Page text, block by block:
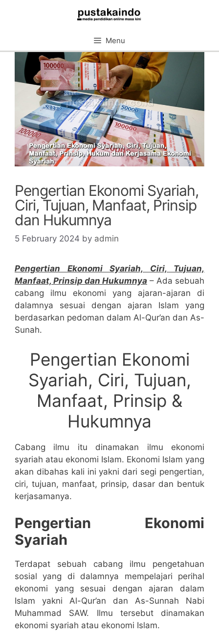
Menu
Pengertian Ekonomi Syariah,
Ciri, Tujuan, Manfaat, Prinsip
dan Hukumnya
5 February 2024 by admin
Pengertian Ekonomi Syariah, Ciri, Tujuan,
Manfaat, Prinsip dan Hukumnya – Ada sebuah
cabang ilmu ekonomi yang ajaran-ajaran di
dalamnya sesuai dengan ajaran Islam yang
berdasarkan pedoman dalam Al-Qur’an dan As-
Sunah.
Pengertian Ekonomi
Syariah, Ciri, Tujuan,
Manfaat, Prinsip &
Hukumnya
Cabang ilmu itu dinamakan ilmu ekonomi
syariah atau ekonomi Islam. Ekonomi Islam yang
akan dibahas kali ini yakni dari segi pengertian,
ciri, tujuan, manfaat, prinsip, dasar dan bentuk
kerjasamanya.
Pengertian Ekonomi
Syariah
Terdapat sebuah cabang ilmu pengetahuan
sosial yang di dalamnya mempelajari perihal
ekonomi yang sesuai dengan ajaran dalam
Islam yakni Al-Qur’an dan As-Sunnah Nabi
Muhammad SAW. Ilmu tersebut dinamakan
ekonomi syariah atau ekonomi Islam.